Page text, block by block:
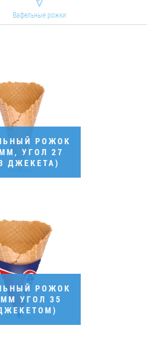
ХОРЕКА
ПРОДУКЦИЮ «РУДЬ»:
ПАРТНЕРОМ
42 29 23
Вафельные рожки
РОЖОК
УГОЛ 27
ДЖЕКЕТА)
РОЖОК
УГОЛ 35